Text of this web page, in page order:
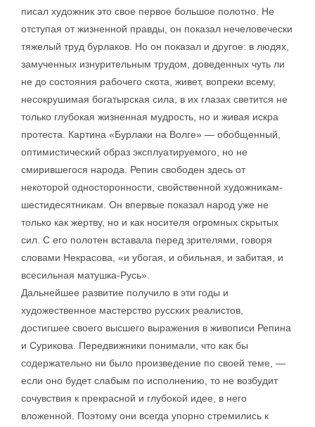
писал художник это свое первое большое полотно. Не
отступая от жизненной правды, он показал нечеловечески
тяжелый труд бурлаков. Но он показал и другое: в людях,
замученных изнурительным трудом, доведенных чуть ли
не до состояния рабочего скота, живет, вопреки всему,
несокрушимая богатырская сила, в их глазах светится не
только глубокая жизненная мудрость, но и живая искра
протеста. Картина «Бурлаки на Волге» — обобщенный,
оптимистический образ эксплуатируемого, но не
смирившегося народа. Репин свободен здесь от
некоторой односторонности, свойственной художникам-
шестидесятникам. Он впервые показал народ уже не
только как жертву, но и как носителя огромных скрытых
сил. С его полотен вставала перед зрителями, говоря
словами Некрасова, «и убогая, и обильная, и забитая, и
всесильная матушка-Русь».
Дальнейшее развитие получило в эти годы и
художественное мастерство русских реалистов,
достигшее своего высшего выражения в живописи Репина
и Сурикова. Передвижники понимали, что как бы
содержательно ни было произведение по своей теме, —
если оно будет слабым по исполнению, то не возбудит
сочувствия к прекрасной и глубокой идее, в него
вложенной. Поэтому они всегда упорно стремились к